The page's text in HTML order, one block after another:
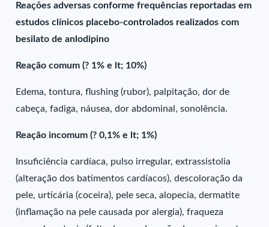
Reações adversas conforme frequências reportadas em
estudos clínicos placebo-controlados realizados com
besilato de anlodipino
Reação comum (? 1% e lt; 10%)
Edema, tontura, flushing (rubor), palpitação, dor de
cabeça, fadiga, náusea, dor abdominal, sonolência.
Reação incomum (? 0,1% e lt; 1%)
Insuficiência cardíaca, pulso irregular, extrassistolia
(alteração dos batimentos cardíacos), descoloração da
pele, urticária (coceira), pele seca, alopecia, dermatite
(inflamação na pele causada por alergia), fraqueza